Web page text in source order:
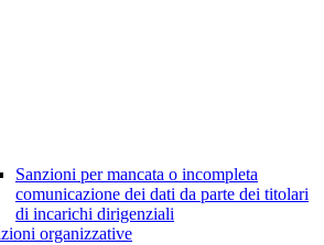
Sanzioni per mancata o incompleta
comunicazione dei dati da parte dei titolari
di incarichi dirigenziali
organizzative